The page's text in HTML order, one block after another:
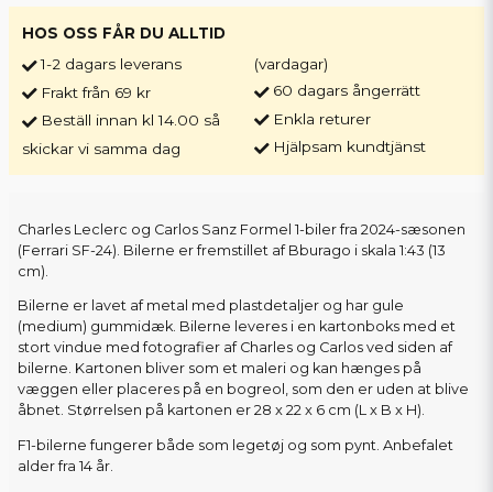
HOS OSS FÅR DU ALLTID
1-2 dagars leverans
Frakt från 69 kr
Beställ innan kl 14.00 så
skickar vi samma dag
(vardagar)
60 dagars ångerrätt
Enkla returer
Hjälpsam kundtjänst
Charles Leclerc og Carlos Sanz Formel 1-biler fra 2024-sæsonen
(Ferrari SF-24). Bilerne er fremstillet af Bburago i skala 1:43 (13
cm).
Bilerne er lavet af metal med plastdetaljer og har gule
(medium) gummidæk. Bilerne leveres i en kartonboks med et
stort vindue med fotografier af Charles og Carlos ved siden af
bilerne. Kartonen bliver som et maleri og kan hænges på
væggen eller placeres på en bogreol, som den er uden at blive
åbnet. Størrelsen på kartonen er 28 x 22 x 6 cm (L x B x H).
F1-bilerne fungerer både som legetøj og som pynt. Anbefalet
alder fra 14 år.